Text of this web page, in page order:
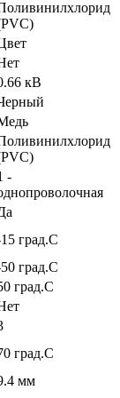
кВ
-
град.C
град.C
град.C
град.C
мм